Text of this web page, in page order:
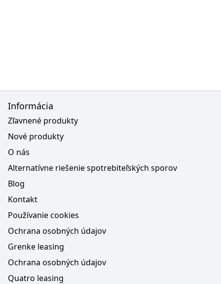
Informácia
Zľavnené produkty
Nové produkty
O nás
Alternatívne riešenie spotrebiteľských sporov
Blog
Kontakt
Používanie cookies
Ochrana osobných údajov
Grenke leasing
Ochrana osobných údajov
Quatro leasing